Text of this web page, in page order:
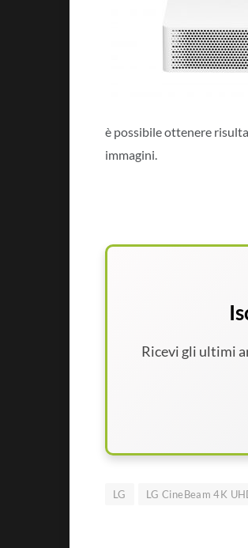
è possibile ottenere
immagini.
Ricevi gli ultimi
LG LG CineBeam 4K